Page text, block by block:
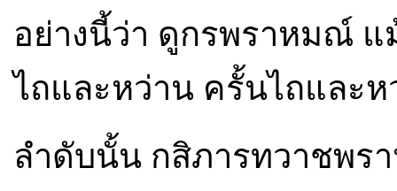
อย่างนี้ว่า ดูกรพราหมณ์ แ
ไถและหว่าน ครั้นไถและ
ลำดับนั้น กสิภารทวาชพร